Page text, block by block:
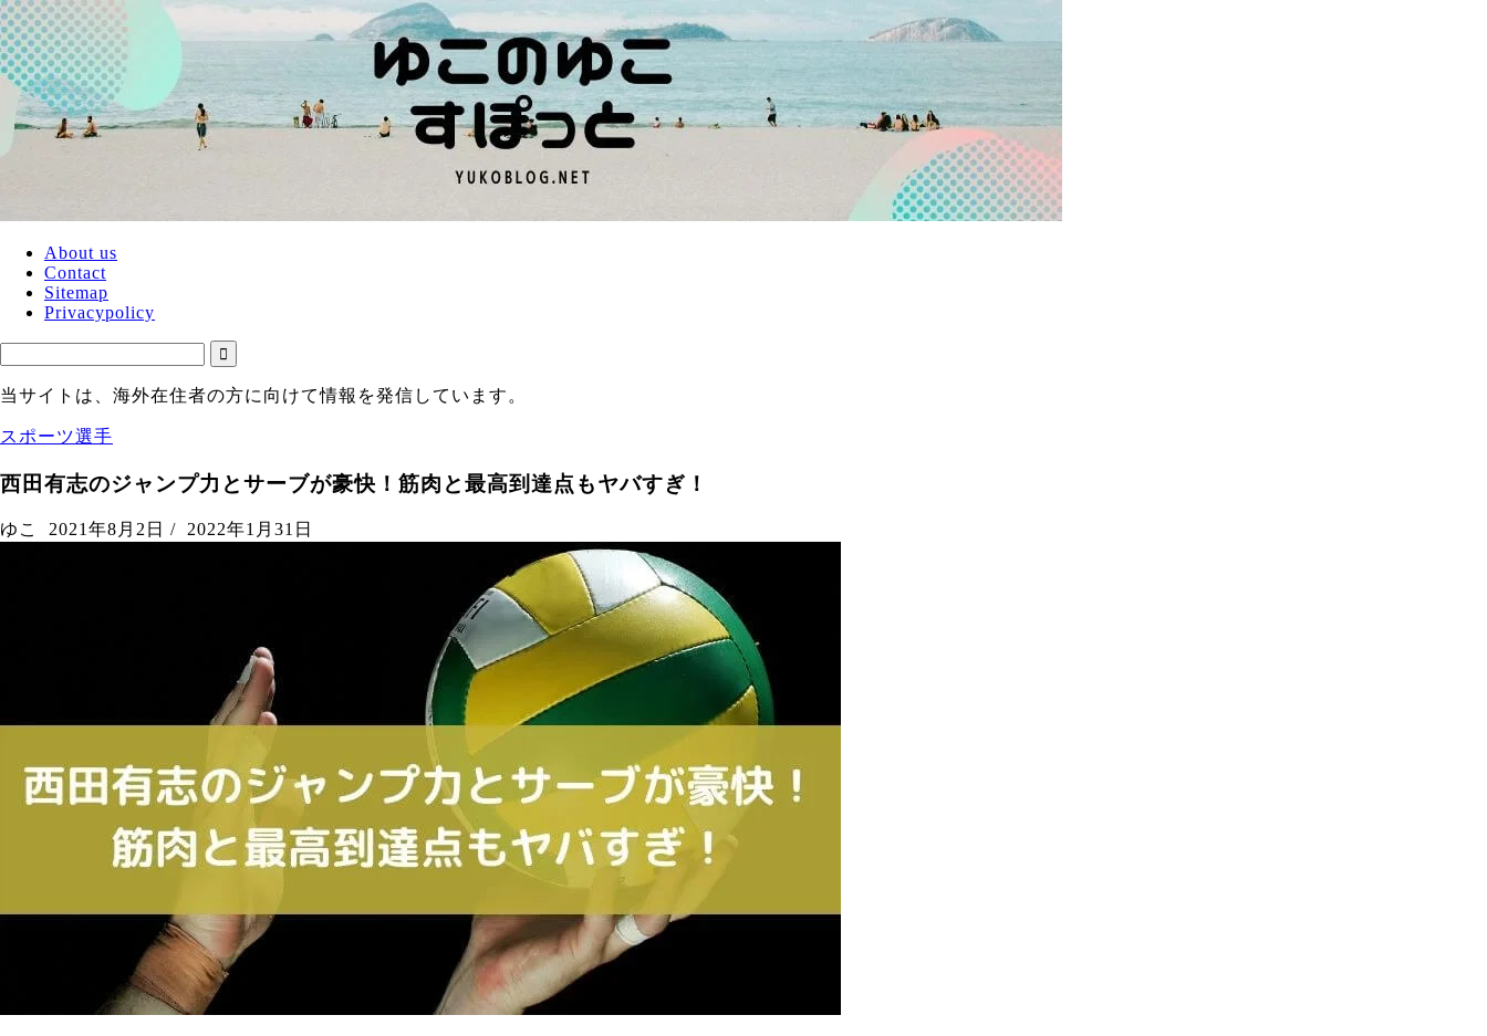
About us
Contact
Sitemap
Privacypolicy
当サイトは、海外在住者の方に向けて情報を発信しています。
スポーツ選手
西田有志のジャンプ力とサーブが豪快！筋肉と最高到達点もヤバすぎ！
ゆこ 2021年8月2日 / 2022年1月31日